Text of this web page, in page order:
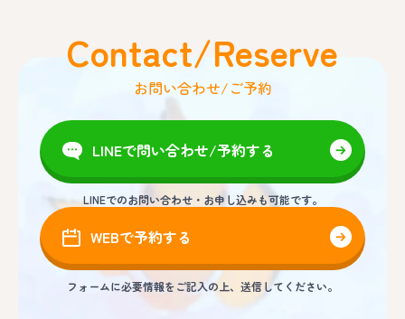
Contact/Reserve
お問い合わせ/ご予約
LINEで問い合わせ/予約する
LINEでのお問い合わせ・お申し込みも可能です。
WEBで予約する
フォームに必要情報をご記入の上、送信してください。